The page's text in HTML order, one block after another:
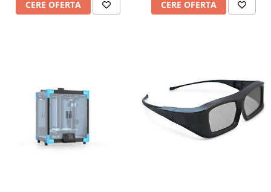
Accesorii
CERE OFERTA
CERE OFERTA